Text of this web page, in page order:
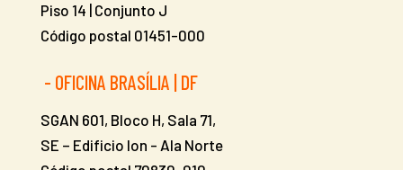
Piso 14 | Conjunto J
Código postal 01451-000
- OFICINA BRASÍLIA | DF
SGAN 601, Bloco H, Sala 71,
SE – Edificio Ion - Ala Norte